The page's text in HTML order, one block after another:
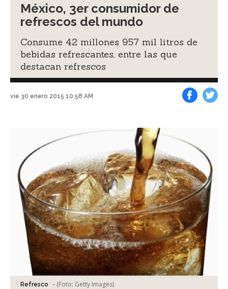
México, 3er consumidor de
refrescos del mundo
Consume 42 millones 957 mil litros de
bebidas refrescantes, entre las que
destacan refrescos
vie 30 enero 2015 10:58 AM
Refresco - (Foto: Getty Images)